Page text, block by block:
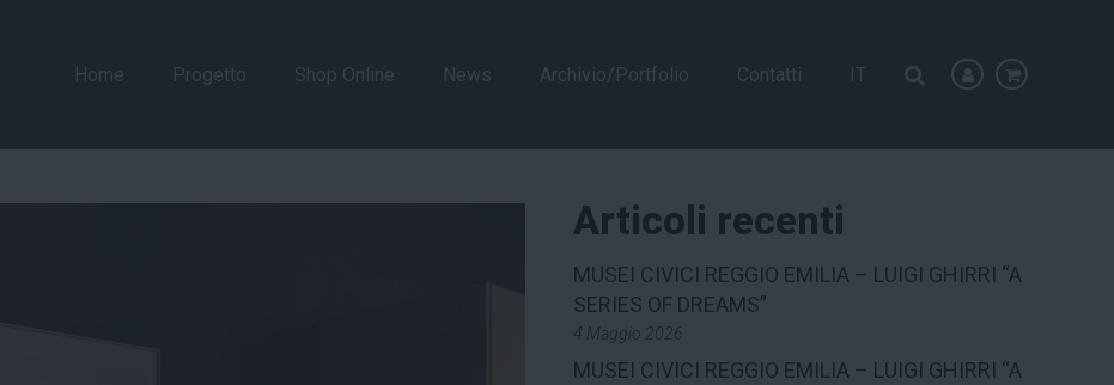
Home Progetto Shop Online News Archivio/Portfolio Contatti IT
Articoli recenti
MUSEI CIVICI REGGIO EMILIA – LUIGI GHIRRI “A
SERIES OF DREAMS”
4 Maggio 2026
MUSEI CIVICI REGGIO EMILIA – LUIGI GHIRRI “A